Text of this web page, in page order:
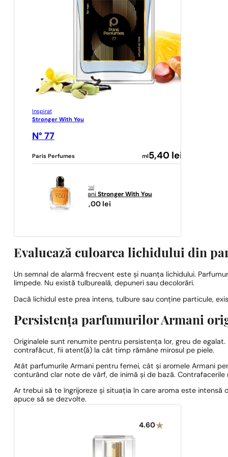
Inspirat
Stronger With You
N° 77
Paris Perfumes ml5,40 lei
original
Armani Stronger With You
476,00 lei
Evaluează culoarea lichidului din
Un semnal de alarmă frecvent este și nuanța lichidului.
limpede. Nu există tulbureală, depuneri sau decolorări.
Dacă lichidul este prea intens, tulbure sau conține particule,
Persistența parfumurilor Armani
Originalele sunt renumite pentru persistența lor, greu de
contrafăcut, fii atent(ă) la cât timp rămâne mirosul pe piele.
Atât parfumurile Armani pentru femei, cât și aromele Armani
conturând clar note de vârf, de inimă și de bază.
Ar trebui să te îngrijoreze și situația în care aroma este
apuce să se dezvolte.
4.60